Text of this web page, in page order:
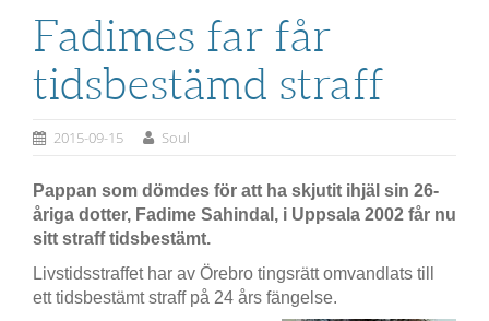
Fadimes far får
tidsbestämd straff
2015-09-15 Soul
Pappan som dömdes för att ha skjutit ihjäl sin 26-
åriga dotter, Fadime Sahindal, i Uppsala 2002 får nu
sitt straff tidsbestämt.
Livstidsstraffet har av Örebro tingsrätt omvandlats till
ett tidsbestämt straff på 24 års fängelse.